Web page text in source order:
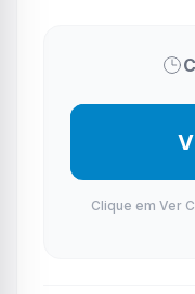
Clique em Ver